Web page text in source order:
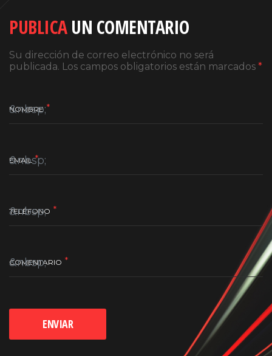
PUBLICAUN COMENTARIO
Su dirección de correo electrónico no será
publicada. Los campos obligatorios están marcados *
NOMBRE *
EMAIL *
TELÉFONO *
COMENTARIO *
ENVIAR